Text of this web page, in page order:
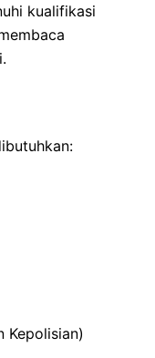
kualifikasi
Kepolisian)